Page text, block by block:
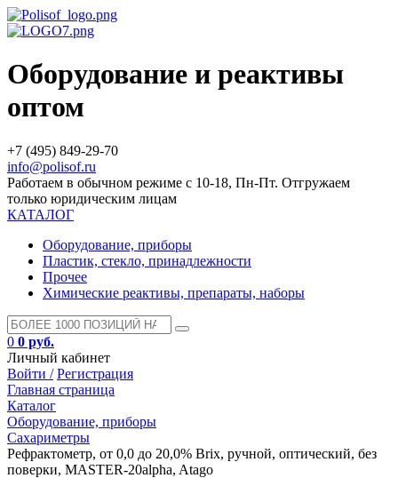
Оборудование и реактивы
оптом
+7 (495) 849-29-70
info@polisof.ru
Работаем в обычном режиме с 10-18, Пн-Пт. Отгружаем
только юридическим лицам
КАТАЛОГ
Оборудование, приборы
Пластик, стекло, принадлежности
Прочее
Химические реактивы, препараты, наборы
0 0 руб.
Личный кабинет
Войти / Регистрация
Главная страница
Каталог
Оборудование, приборы
Сахариметры
Рефрактометр, от 0,0 до 20,0% Brix, ручной, оптический, без
поверки, MASTER-20alpha, Atago